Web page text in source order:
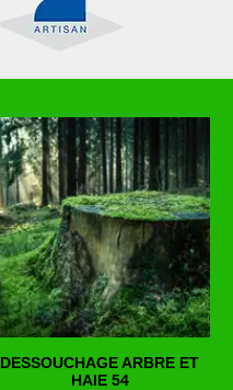
DESSOUCHAGE ARBRE ET
HAIE 54